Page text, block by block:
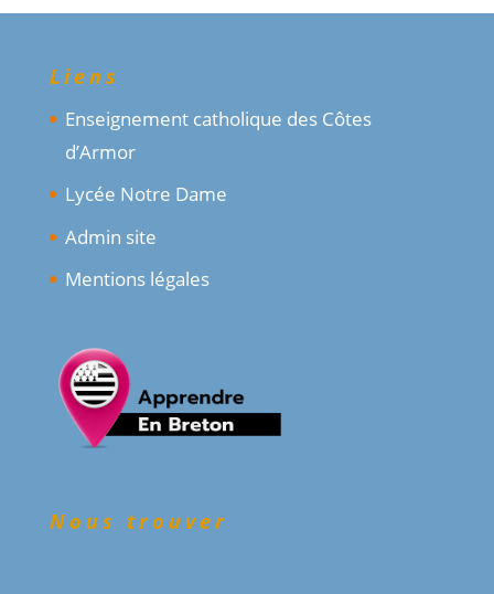
Liens
Enseignement catholique des Côtes
d’Armor
Lycée Notre Dame
Admin site
Mentions légales
Nous trouver